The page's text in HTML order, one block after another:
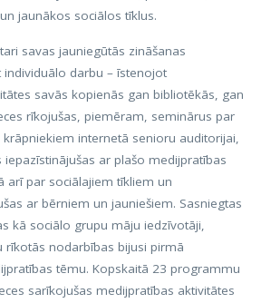
jaunākos sociālos tīklus.
savas jauniegūtās zināšanas
individuālo darbu – īstenojot
savās kopienās gan bibliotēkās, gan
rīkojušas, piemēram, seminārus par
internetā senioru auditorijai,
ar plašo medijpratības
arī par sociālajiem tīkliem un
ar bērniem un jauniešiem. Sasniegtas
kā sociālo grupu māju iedzīvotāji,
rīkotās nodarbības bijusi pirmā
tēmu. Kopskaitā 23 programmu
sarīkojušas medijpratības aktivitātes